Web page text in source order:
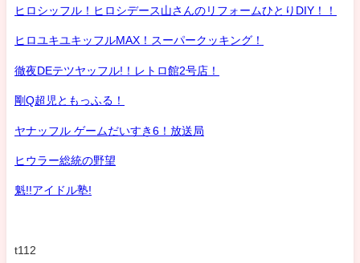
ヒロシッフル！ヒロシデース山さんのリフォームひとりDIY！！
ヒロユキユキッフルMAX！スーパークッキング！
徹夜DEテツヤッフル!！レトロ館2号店！
剛Q超児ともっふる！
ヤナッフル ゲームだいすき6！放送局
ヒウラー総統の野望
魁!!アイドル塾!
t112